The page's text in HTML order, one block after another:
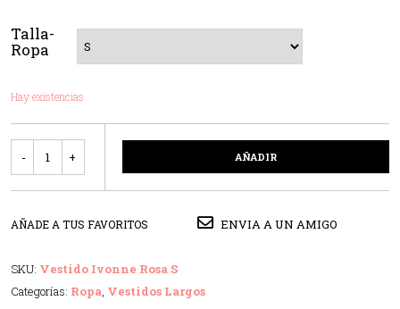
Talla-
Ropa
Hay existencias
AÑADIR
AÑADE A TUS FAVORITOS ENVIA A UN AMIGO
SKU: Vestido Ivonne Rosa S
Categorías: Ropa, Vestidos Largos